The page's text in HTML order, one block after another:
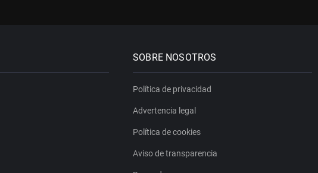
SOBRE NOSOTROS
Política de privacidad
Advertencia legal
Política de cookies
Aviso de transparencia